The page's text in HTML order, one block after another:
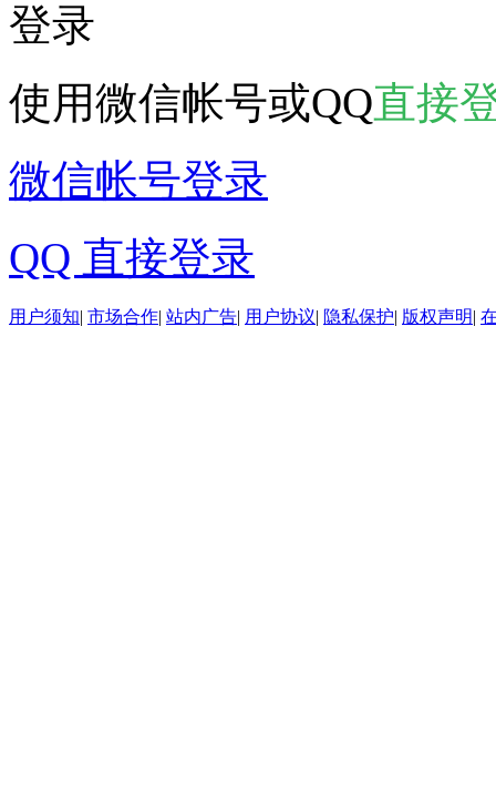
登录
使用微信帐号或QQ直接
微信帐号登录
QQ 直接登录
用户须知| 市场合作| 站内广告| 用户协议| 隐私保护| 版权声明|